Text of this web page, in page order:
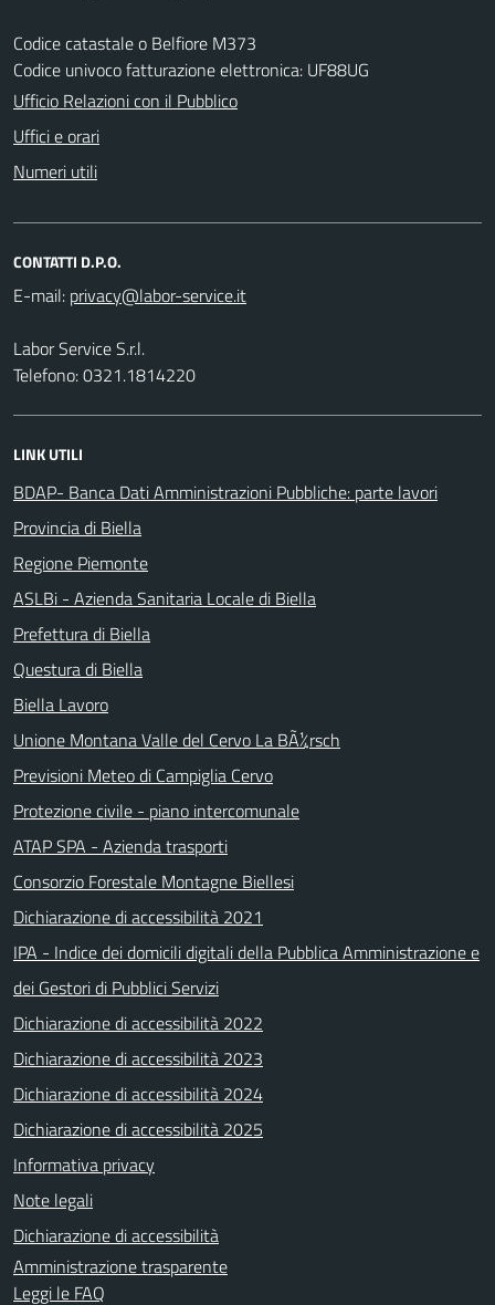
Codice catastale o Belfiore M373
Codice univoco fatturazione elettronica: UF88UG
Ufficio Relazioni con il Pubblico
Uffici e orari
Numeri utili
CONTATTI D.P.O.
E-mail:
Labor Service S.r.l.
Telefono: 0321.1814220
LINK UTILI
BDAP- Banca Dati Amministrazioni Pubbliche: parte lavori
Provincia di Biella
Regione Piemonte
ASLBi - Azienda Sanitaria Locale di Biella
Prefettura di Biella
Questura di Biella
Biella Lavoro
Unione Montana Valle del Cervo La BÃ¼rsch
Previsioni Meteo di Campiglia Cervo
Protezione civile - piano intercomunale
ATAP SPA - Azienda trasporti
Consorzio Forestale Montagne Biellesi
Dichiarazione di accessibilità 2021
IPA - Indice dei domicili digitali della Pubblica Amministrazione e
dei Gestori di Pubblici Servizi
Dichiarazione di accessibilità 2022
Dichiarazione di accessibilità 2023
Dichiarazione di accessibilità 2024
Dichiarazione di accessibilità 2025
Informativa privacy
Note legali
Dichiarazione di accessibilità
Amministrazione trasparente
Leggi le FAQ